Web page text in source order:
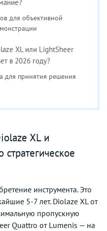
для объективной
XL или LightSheer
в 2026 году?
для принятия решения
XL и
инструмента. Это
5-7 лет. Diolaze XL от
пропускную
Quattro от Lumenis — на